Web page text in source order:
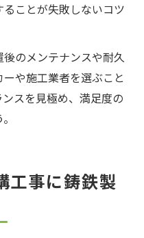
ことが失敗しないコツ
のメンテナンスや耐久
や施工業者を選ぶこと
スを見極め、満足度の
工事に鋳鉄製